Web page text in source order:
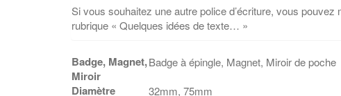
Si vous souhaitez une autre police d’écriture, vous
rubrique « Quelques idées de texte… »
Badge, Magnet,
Miroir
Badge à épingle, Magnet, Miroir de poche
Diamètre 32mm, 75mm